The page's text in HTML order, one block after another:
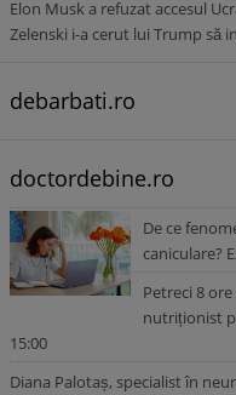
Elon Musk a refuzat accesul
Zelenski i-a cerut lui Trump să
debarbati.ro
doctordebine.ro
De ce
caniculare?
Petreci 8
nutriționist
15:00
Diana Palotaș, specialist în